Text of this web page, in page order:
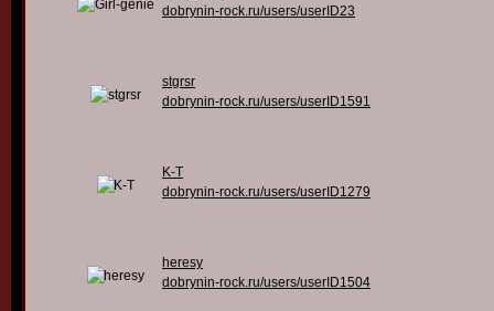
dobrynin-rock.ru/users/userID23
stgrsr
dobrynin-rock.ru/users/userID1591
K-T
dobrynin-rock.ru/users/userID1279
heresy
dobrynin-rock.ru/users/userID1504